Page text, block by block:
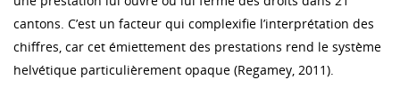
cantons. C’est un facteur qui complexifie l’interprétation des
chiffres, car cet émiettement des prestations rend le système
helvétique particulièrement opaque (Regamey, 2011).